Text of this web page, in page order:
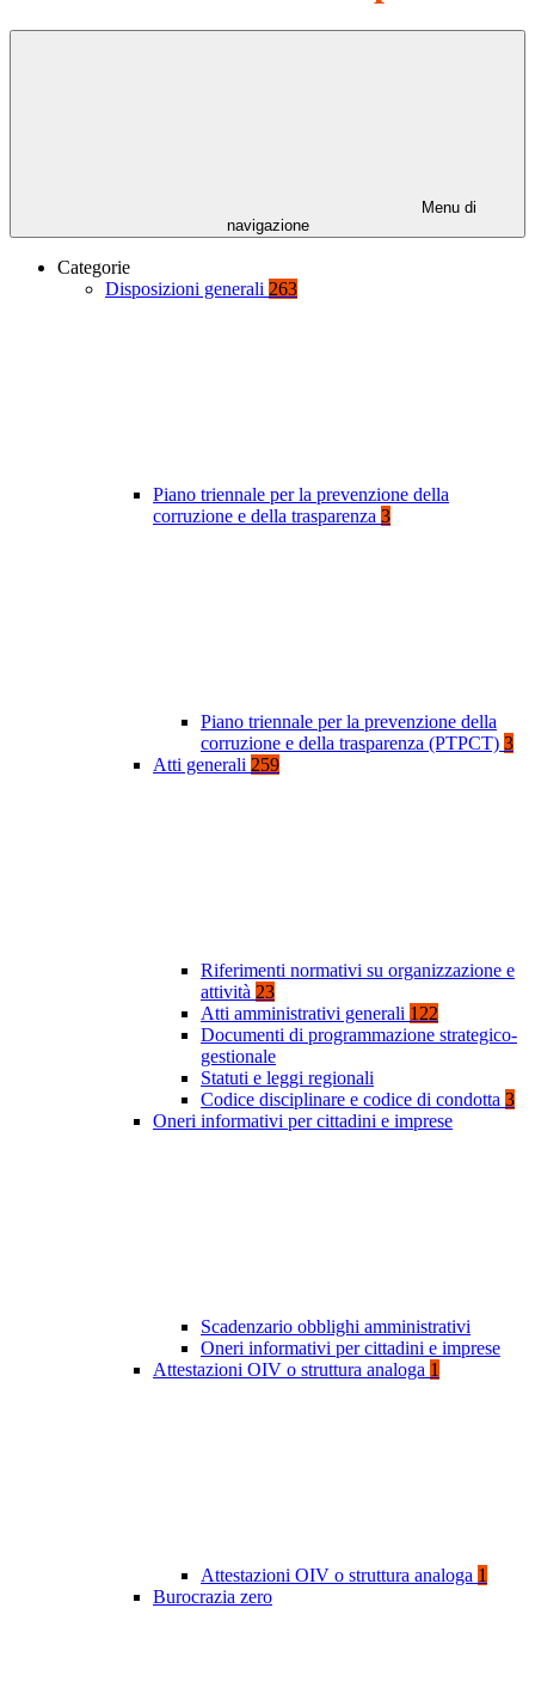
Menu di
navigazione
Categorie
Disposizioni generali 263
Piano triennale per la prevenzione della
corruzione e della trasparenza 3
Piano triennale per la prevenzione della
corruzione e della trasparenza (PTPCT) 3
Atti generali 259
Riferimenti normativi su organizzazione e
attività 23
Atti amministrativi generali 122
Documenti di programmazione strategico-
gestionale
Statuti e leggi regionali
Codice disciplinare e codice di condotta 3
Oneri informativi per cittadini e imprese
Scadenzario obblighi amministrativi
Oneri informativi per cittadini e imprese
Attestazioni OIV o struttura analoga 1
Attestazioni OIV o struttura analoga 1
Burocrazia zero